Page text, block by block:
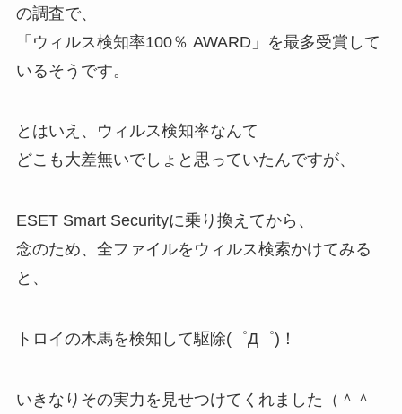
の調査で、
「ウィルス検知率100％ AWARD」を最多受賞して
いるそうです。
とはいえ、ウィルス検知率なんて
どこも大差無いでしょと思っていたんですが、
ESET Smart Securityに乗り換えてから、
念のため、全ファイルをウィルス検索かけてみる
と、
トロイの木馬を検知して駆除(゜Д゜)！
いきなりその実力を見せつけてくれました（＾＾